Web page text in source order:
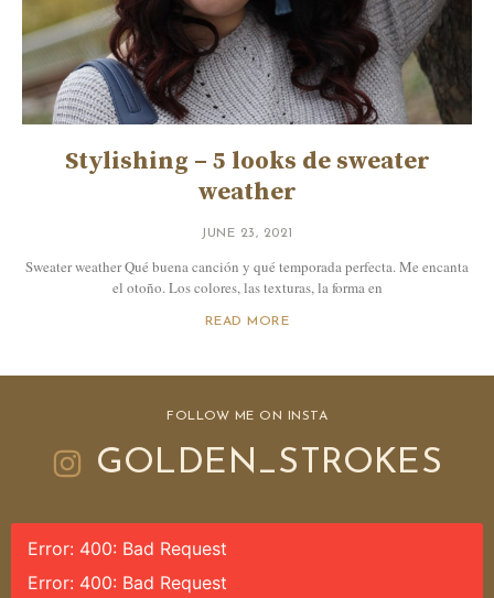
Stylishing – 5 looks de sweater
weather
JUNE 23, 2021
Sweater weather Qué buena canción y qué temporada perfecta. Me encanta
el otoño. Los colores, las texturas, la forma en
READ MORE
FOLLOW ME ON INSTA
GOLDEN_STROKES
Error: 400: Bad Request
Error: 400: Bad Request